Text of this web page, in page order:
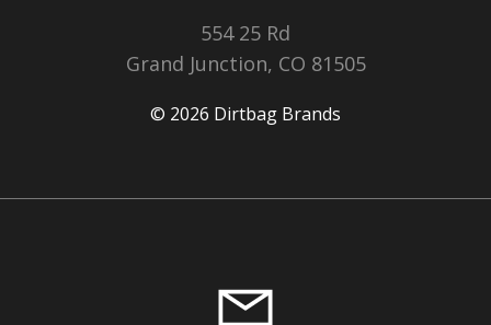
554 25 Rd
Grand Junction, CO 81505
© 2026 Dirtbag Brands